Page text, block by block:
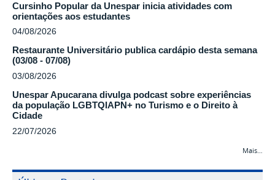
Cursinho Popular da Unespar inicia atividades com
orientações aos estudantes
04/08/2026
Restaurante Universitário publica cardápio desta semana
(03/08 - 07/08)
03/08/2026
Unespar Apucarana divulga podcast sobre experiências
da população LGBTQIAPN+ no Turismo e o Direito à
Cidade
22/07/2026
Mais…